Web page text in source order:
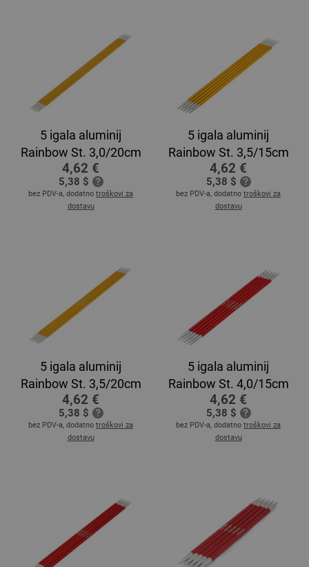
5 igala aluminij
Rainbow St. 3,0/20cm
4,62 €
5,38 $
bez PDV-a, dodatno troškovi za
dostavu
5 igala aluminij
Rainbow St. 3,5/15cm
4,62 €
5,38 $
bez PDV-a, dodatno troškovi za
dostavu
5 igala aluminij
Rainbow St. 3,5/20cm
4,62 €
5,38 $
bez PDV-a, dodatno troškovi za
dostavu
5 igala aluminij
Rainbow St. 4,0/15cm
4,62 €
5,38 $
bez PDV-a, dodatno troškovi za
dostavu